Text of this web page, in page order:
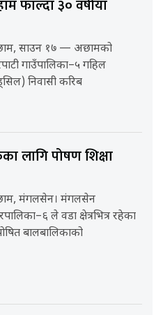
फाल्दा ३० वर्षीया
साउन १७ — अछामको
गाउँपालिका–५ गहिल
निवासी करिब
लागि पोषण शिक्षा
मंगलसेन। मंगलसेन
ले वडा क्षेत्रभित्र रहेका
बालबालिकाको